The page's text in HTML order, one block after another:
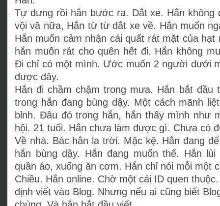
Tự dưng rồi hắn bước ra. Dắt xe. Hắn không
vội vã nữa, Hắn từ từ dắt xe về. Hắn muốn
Hắn muốn cảm nhận cái quất rát mặt của hạt
hắn muốn rát cho quên hết đi. Hắn không
Đi chỉ có một mình. Ước muốn 2 người dưới
được đây.
Hắn đi chầm chậm trong mưa. Hắn bắt đầu
trong hắn đang bùng dậy. Một cách mãnh
bỉnh. Đâu đó trong hắn, hắn thấy mình như
hội. 21 tuổi. Hắn chưa làm được gì. Chưa có
Về nhà. Bác hắn la trời. Mặc kệ. Hắn đang
hắn bùng dậy. Hắn đang muốn thế. Hắn
quần áo, xuống ăn cơm. Hắn chỉ nói mỗi một
Chiều. Hắn online. Chờ một cái ID quen
định viết vào Blog. Nhưng nếu ai cũng biết